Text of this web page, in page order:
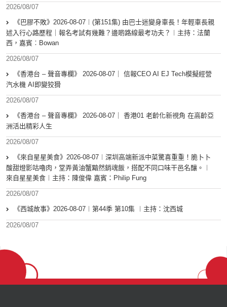
2026/08/07
《巴膠不敗》2026-08-07︱(第151集) 由巴士迷變身車長！年輕車長親
述入行心路歷程｜報名考試有幾難？邊啲路線最考功夫？︱主持：法蘭
西，嘉賓︰Bowan
2026/08/07
《香港台 – 聲音專欄》 2026-08-07｜ 信報CEO AI EJ Tech模擬經營
汽水機 AI即變狡猾
2026/08/07
《香港台 – 聲音專欄》 2026-08-07｜ 香港01 老齡化新視角 在高齡亞
洲活出精彩人生
2026/08/07
《來自星星美食》2026-08-07︱深圳高端新派中菜驚喜重重！脆卜卜
酸甜燈影咕嚕肉，堂弄黃油蟹黯然銷魂飯，搭配不同口味干邑名釀。︱
來自星星美食︱主持：陳俊偉 嘉賓：Philip Fung
2026/08/07
《西城故事》2026-08-07︱第44季 第10集 ︱主持：沈西城
2026/08/07